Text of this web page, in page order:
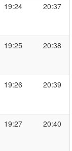
19:24 20:37
19:25 20:38
19:26 20:39
19:27 20:40